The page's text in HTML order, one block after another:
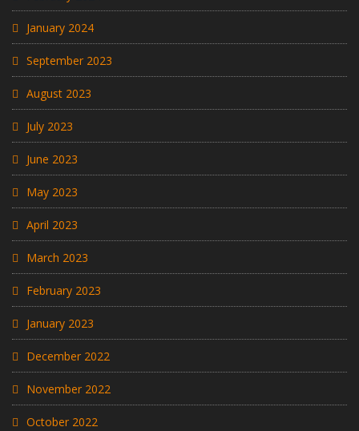
January 2024
September 2023
August 2023
July 2023
June 2023
May 2023
April 2023
March 2023
February 2023
January 2023
December 2022
November 2022
October 2022